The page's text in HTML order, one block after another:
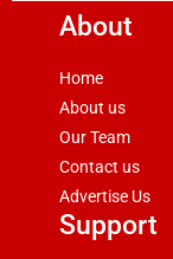
About
Home
About us
Our Team
Contact us
Advertise Us
Support